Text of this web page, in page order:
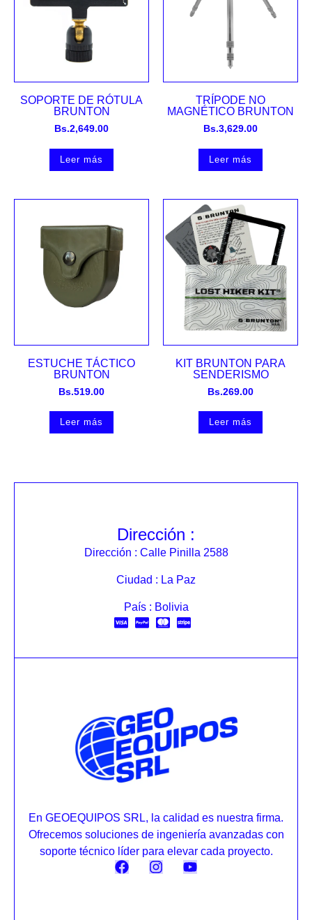
SOPORTE DE RÓTULA
BRUNTON
Bs.2,649.00
Leer más
TRÍPODE NO
MAGNÉTICO BRUNTON
Bs.3,629.00
Leer más
ESTUCHE TÁCTICO
BRUNTON
Bs.519.00
Leer más
KIT BRUNTON PARA
SENDERISMO
Bs.269.00
Leer más
Dirección :
Dirección : Calle Pinilla 2588
Ciudad : La Paz
País : Bolivia
En GEOEQUIPOS SRL, la calidad es nuestra firma.
Ofrecemos soluciones de ingeniería avanzadas con
soporte técnico líder para elevar cada proyecto.